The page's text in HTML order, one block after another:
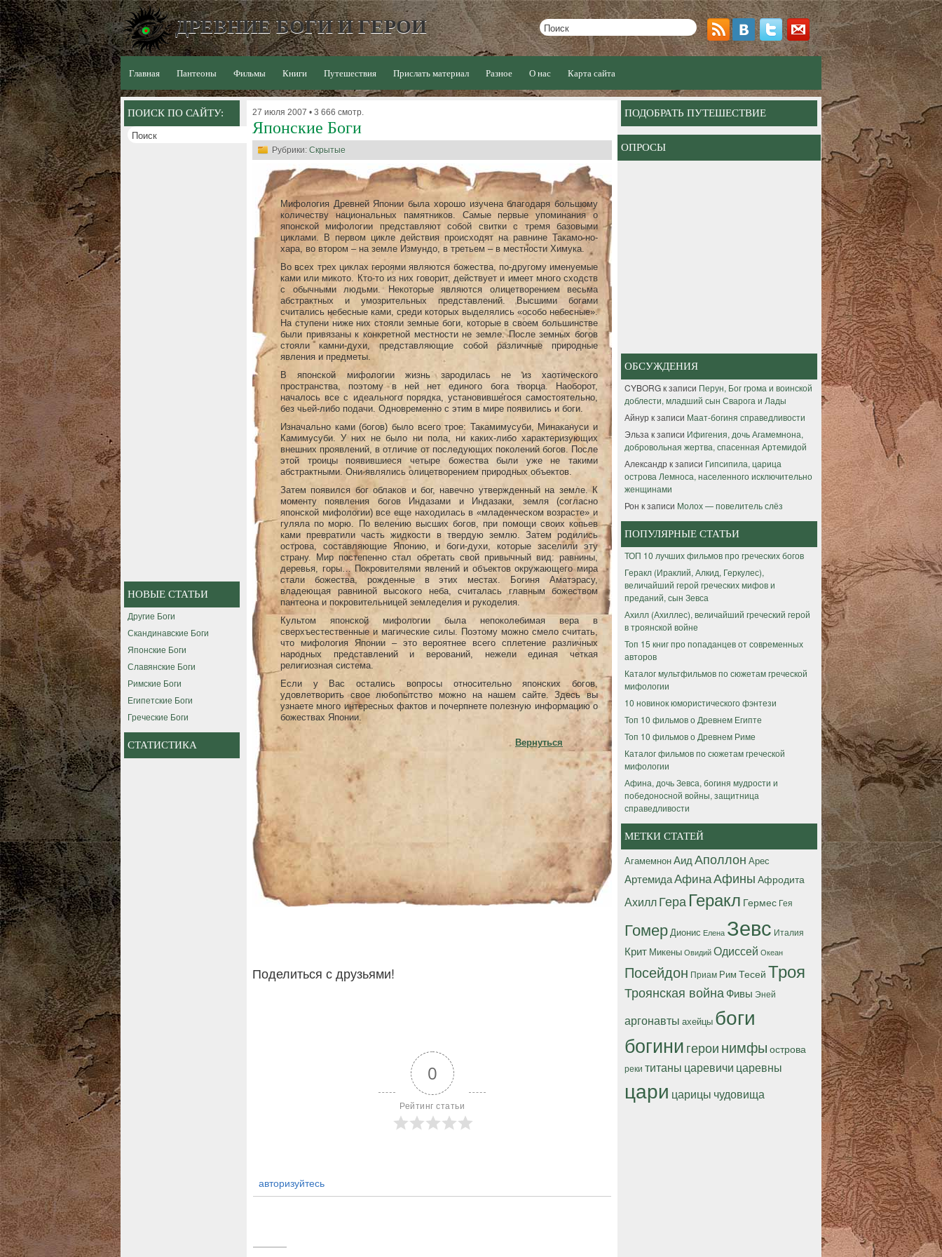
ДРЕВНИЕ БОГИ И ГЕРОИ
Главная Пантеоны Фильмы Книги Путешествия Прислать материал Разное О нас Карта сайта
ПОИСК ПО САЙТУ:
НОВЫЕ СТАТЬИ
Другие Боги
Скандинавские Боги
Японские Боги
Славянские Боги
Римские Боги
Египетские Боги
Греческие Боги
СТАТИСТИКА
27 июля 2007 • 3 666 смотр.
Японские Боги
Рубрики: Скрытые
Мифология Древней Японии была хорошо изучена благодаря большому
количеству национальных памятников. Самые первые упоминания о
японской мифологии представляют собой свитки с тремя базовыми
циклами. В первом цикле действия происходят на равнине Такамо-но-
хара, во втором – на земле Измундо, в третьем – в местности Химука.
Во всех трех циклах героями являются божества, по-другому именуемые
ками или микото. Кто-то из них говорит, действует и имеет много сходств
с обычными людьми. Некоторые являются олицетворением весьма
абстрактных и умозрительных представлений. Высшими богами
считались небесные ками, среди которых выделялись «особо небесные».
На ступени ниже них стояли земные боги, которые в своем большинстве
были привязаны к конкретной местности не земле. После земных богов
стояли камни-духи, представляющие собой различные природные
явления и предметы.
В японской мифологии жизнь зародилась не из хаотического
пространства, поэтому в ней нет единого бога творца. Наоборот,
началось все с идеального порядка, установившегося самостоятельно,
без чьей-либо подачи. Одновременно с этим в мире появились и боги.
Изначально ками (богов) было всего трое: Такамимусуби, Минакануси и
Камимусуби. У них не было ни пола, ни каких-либо характеризующих
внешних проявлений, в отличие от последующих поколений богов. После
этой троицы появившиеся четыре божества были уже не такими
абстрактными. Они являлись олицетворением природных объектов.
Затем появился бог облаков и бог, навечно утвержденный на земле. К
моменту появления богов Индазами и Индазаки, земля (согласно
японской мифологии) все еще находилась в «младенческом возрасте» и
гуляла по морю. По велению высших богов, при помощи своих копьев
ками превратили часть жидкости в твердую землю. Затем родились
острова, составляющие Японию, и боги-духи, которые заселили эту
страну. Мир постепенно стал обретать свой привычный вид: равнины,
деревья, горы… Покровителями явлений и объектов окружающего мира
стали божества, рожденные в этих местах. Богиня Аматэрасу,
владеющая равниной высокого неба, считалась главным божеством
пантеона и покровительницей земледелия и рукоделия.
Культом японской мифологии была непоколебимая вера в
сверхъестественные и магические силы. Поэтому можно смело считать,
что мифология Японии – это вероятнее всего сплетение различных
народных представлений и верований, нежели единая четкая
религиозная система.
Если у Вас остались вопросы относительно японских богов,
удовлетворить свое любопытство можно на нашем сайте. Здесь вы
узнаете много интересных фактов и почерпнете полезную информацию о
божествах Японии.
Вернуться
Поделиться с друзьями!
0
Рейтинг статьи
авторизуйтесь
ПОДОБРАТЬ ПУТЕШЕСТВИЕ
ОПРОСЫ
ОБСУЖДЕНИЯ
CYBORGк записи Перун, Бог грома и воинской
доблести, младший сын Сварога и Лады
Айнурк записи Маат-богиня справедливости
Эльза к записи Ифигения, дочь Агамемнона,
добровольная жертва, спасенная Артемидой
Александрк записи Гипсипила, царица
острова Лемноса, населенного исключительно
женщинами
Рон к записи Молох — повелитель слёз
ПОПУЛЯРНЫЕ СТАТЬИ
ТОП 10 лучших фильмов про греческих богов
Геракл (Ираклий, Алкид, Геркулес),
величайший герой греческих мифов и
преданий, сын Зевса
Ахилл (Ахиллес), величайший греческий герой
в троянской войне
Топ 15 книг про попаданцев от современных
авторов
Каталог мультфильмов по сюжетам греческой
мифологии
10 новинок юмористического фэнтези
Топ 10 фильмов о Древнем Египте
Топ 10 фильмов о Древнем Риме
Каталог фильмов по сюжетам греческой
мифологии
Афина, дочь Зевса, богиня мудрости и
победоносной войны, защитница
справедливости
МЕТКИ СТАТЕЙ
АгамемнонАидАполлон Арес
АртемидаАфинаАфины Афродита
АхиллГера Геракл Гермес Гея
ГомерДионис Елена Зевс Италия
Крит Микены Овидий Одиссей Океан
Посейдон Приам Рим Тесей Троя
Троянская войнаФивы Эней
аргонавты ахейцы боги
богинигероинимфы острова
реки титаны царевичи царевны
цари царицы чудовища